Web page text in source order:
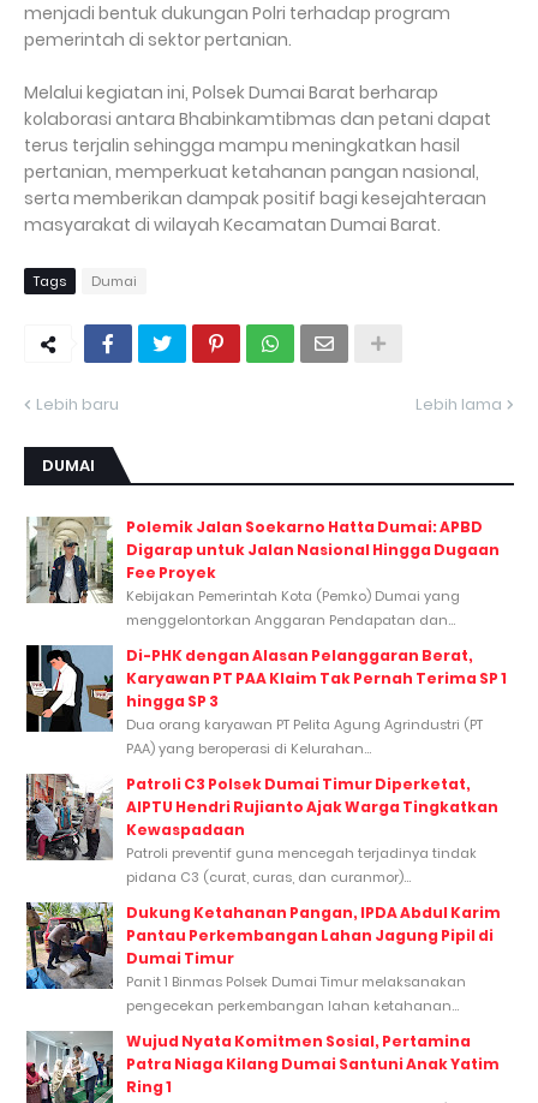
menjadi bentuk dukungan Polri terhadap program
pemerintah di sektor pertanian.
Melalui kegiatan ini, Polsek Dumai Barat berharap
kolaborasi antara Bhabinkamtibmas dan petani dapat
terus terjalin sehingga mampu meningkatkan hasil
pertanian, memperkuat ketahanan pangan nasional,
serta memberikan dampak positif bagi kesejahteraan
masyarakat di wilayah Kecamatan Dumai Barat.
Tags Dumai
Lebih baru Lebih lama
DUMAI
Polemik Jalan Soekarno Hatta Dumai: APBD
Digarap untuk Jalan Nasional Hingga Dugaan
Fee Proyek
Kebijakan Pemerintah Kota (Pemko) Dumai yang
menggelontorkan Anggaran Pendapatan dan...
Di-PHK dengan Alasan Pelanggaran Berat,
Karyawan PT PAA Klaim Tak Pernah Terima SP 1
hingga SP 3
Dua orang karyawan PT Pelita Agung Agrindustri (PT
PAA) yang beroperasi di Kelurahan...
Patroli C3 Polsek Dumai Timur Diperketat,
AIPTU Hendri Rujianto Ajak Warga Tingkatkan
Kewaspadaan
Patroli preventif guna mencegah terjadinya tindak
pidana C3 (curat, curas, dan curanmor)...
Dukung Ketahanan Pangan, IPDA Abdul Karim
Pantau Perkembangan Lahan Jagung Pipil di
Dumai Timur
Panit 1 Binmas Polsek Dumai Timur melaksanakan
pengecekan perkembangan lahan ketahanan...
Wujud Nyata Komitmen Sosial, Pertamina
Patra Niaga Kilang Dumai Santuni Anak Yatim
Ring 1